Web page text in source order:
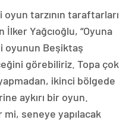
tarzının taraftarları
Yağcıoğlu, “Oyuna
oyunun Beşiktaş
görebiliriz. Topa çok
ikinci bölgede
aykırı bir oyun.
mi, seneye yapılacak